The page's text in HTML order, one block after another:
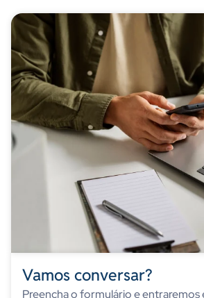
Vamos conversar?
Preencha o formulário e